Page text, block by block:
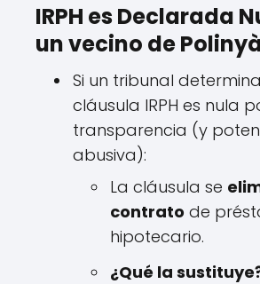
IRPH es Declarada
un vecino de
Si un tribunal
cláusula IRPH es nula
transparencia (y
abusiva):
La cláusula se
contrato de
hipotecario.
¿Qué la